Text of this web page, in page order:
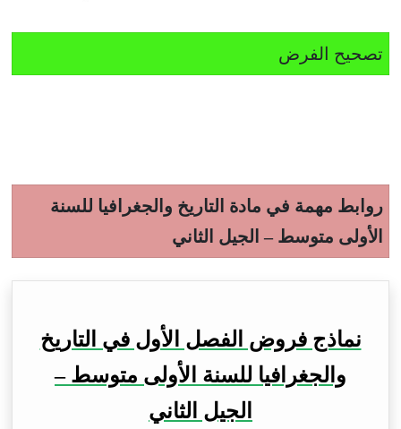
تصحيح الفرض
روابط مهمة في مادة التاريخ والجغرافيا للسنة
الأولى متوسط – الجيل الثاني
نماذج فروض الفصل الأول في التاريخ
والجغرافيا للسنة الأولى متوسط –
الجيل الثاني